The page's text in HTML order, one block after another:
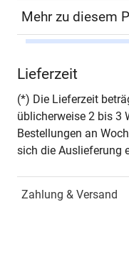
Mehr zu diesem
Seiten
Jahr
Schriftenreihe
Lieferzeit
(*) Die Lieferzeit
üblicherweise 2 bis 3
Bestellungen an
sich die Auslieferung
Zahlung & Versand